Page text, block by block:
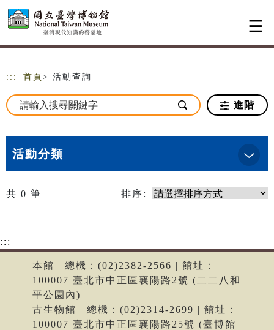
跳到主要內容
網站導覽
::: 首頁 > 活動查詢
進階
活動分類
共 0 筆 排序:
:::
本館 | 總機：(02)2382-2566 | 館址：
100007 臺北市中正區襄陽路2號 (二二八和
平公園內)
古生物館 | 總機：(02)2314-2699 | 館址：
100007 臺北市中正區襄陽路25號 (臺博館